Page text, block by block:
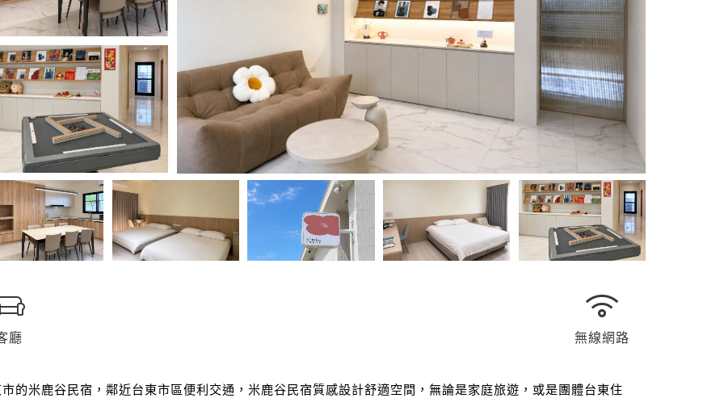
廳 無線網路
的米鹿谷民宿，鄰近台東市區便利交通，米鹿谷民宿質感設計舒適空間，無論是家庭旅遊，或是團體台東住